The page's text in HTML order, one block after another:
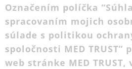
Označením políčka
spracovaním mojich
súlade s politikou
spoločnosti MED
web stránke MED